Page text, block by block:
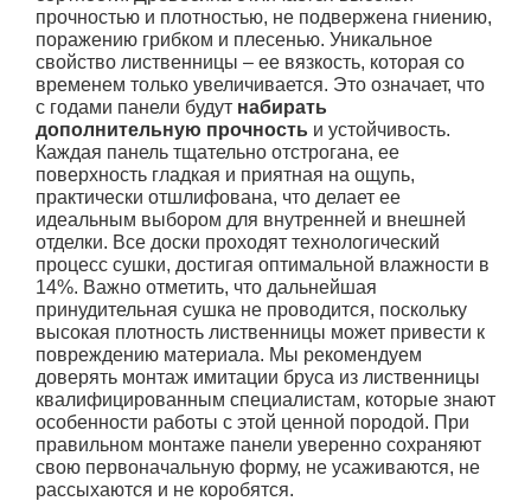
прочностью и плотностью, не подвержена гниению,
поражению грибком и плесенью. Уникальное
свойство лиственницы – ее вязкость, которая со
временем только увеличивается. Это означает, что
с годами панели будут набирать
дополнительную прочность и устойчивость.
Каждая панель тщательно отстрогана, ее
поверхность гладкая и приятная на ощупь,
практически отшлифована, что делает ее
идеальным выбором для внутренней и внешней
отделки. Все доски проходят технологический
процесс сушки, достигая оптимальной влажности в
14%. Важно отметить, что дальнейшая
принудительная сушка не проводится, поскольку
высокая плотность лиственницы может привести к
повреждению материала. Мы рекомендуем
доверять монтаж имитации бруса из лиственницы
квалифицированным специалистам, которые знают
особенности работы с этой ценной породой. При
правильном монтаже панели уверенно сохраняют
свою первоначальную форму, не усаживаются, не
рассыхаются и не коробятся.